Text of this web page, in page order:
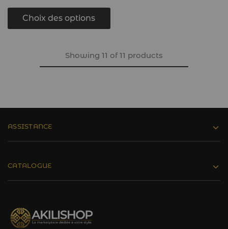
Choix des options
Showing 11 of11 products
ASSISTANCE
CATALOGUE